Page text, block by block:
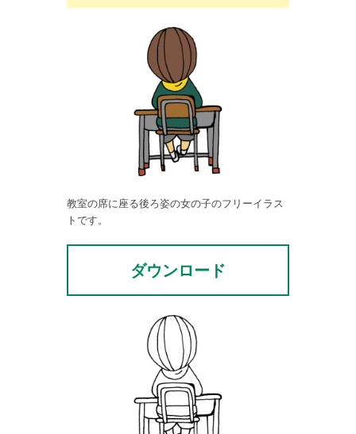
教室の席に座る後ろ姿の女の子のフリーイラス
トです。
ダウンロード